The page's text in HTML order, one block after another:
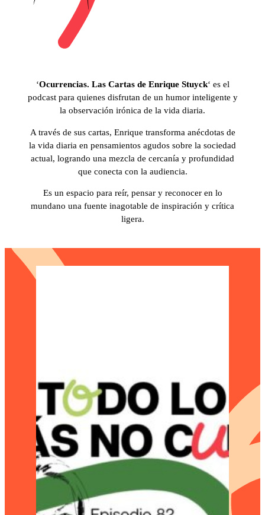
‘Ocurrencias. Las Cartas de Enrique Stuyck‘ es el
podcast para quienes disfrutan de un humor inteligente y
la observación irónica de la vida diaria.
A través de sus cartas, Enrique transforma anécdotas de
la vida diaria en pensamientos agudos sobre la sociedad
actual, logrando una mezcla de cercanía y profundidad
que conecta con la audiencia.
Es un espacio para reír, pensar y reconocer en lo
mundano una fuente inagotable de inspiración y crítica
ligera.